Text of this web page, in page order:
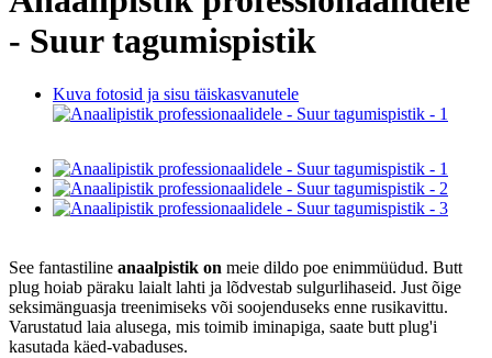
- Suur tagumispistik
Kuva fotosid ja sisu täiskasvanutele
See fantastiline anaalpistik on meie dildo poe enimmüüdud. Butt
plug hoiab päraku laialt lahti ja lõdvestab sulgurlihaseid. Just õige
seksimänguasja treenimiseks või soojenduseks enne rusikavittu.
Varustatud laia alusega, mis toimib iminapiga, saate butt plug'i
kasutada käed-vabaduses.